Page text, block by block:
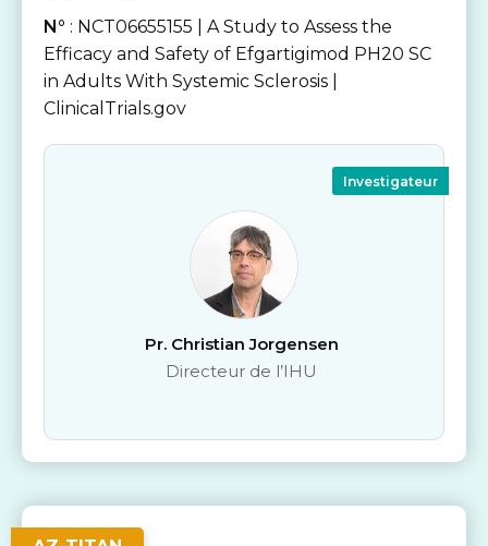
N° : NCT06655155 | A Study to Assess the
Efficacy and Safety of Efgartigimod PH20 SC
in Adults With Systemic Sclerosis |
ClinicalTrials.gov
Investigateur
Pr. Christian Jorgensen
Directeur de l’IHU